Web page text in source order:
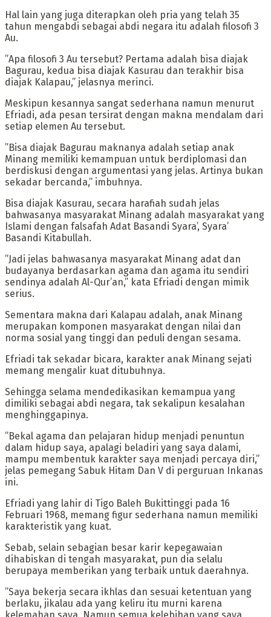
‎Hal lain yang juga diterapkan oleh pria yang telah 35
tahun mengabdi sebagai abdi negara itu adalah filosofi 3
Au.
‎”Apa filosofi 3 Au tersebut? Pertama adalah bisa diajak
Bagurau, kedua bisa diajak Kasurau dan terakhir bisa
diajak Kalapau,” jelasnya merinci.
‎Meskipun kesannya sangat sederhana namun menurut
Efriadi, ada pesan tersirat dengan makna mendalam dari
setiap elemen Au tersebut.
‎”Bisa diajak Bagurau maknanya adalah setiap anak
Minang memiliki kemampuan untuk berdiplomasi dan
berdiskusi dengan argumentasi yang jelas. Artinya bukan
sekadar bercanda,” imbuhnya.
‎Bisa diajak Kasurau, secara harafiah sudah jelas
bahwasanya masyarakat Minang adalah masyarakat yang
Islami dengan falsafah Adat Basandi Syara’, Syara’
Basandi Kitabullah.
‎”Jadi jelas bahwasanya masyarakat Minang adat dan
budayanya berdasarkan agama dan agama itu sendiri
sendinya adalah Al-Qur’an,” kata Efriadi dengan mimik
serius.
‎Sementara makna dari Kalapau adalah, anak Minang
merupakan komponen masyarakat dengan nilai dan
norma sosial yang tinggi dan peduli dengan sesama.
‎Efriadi tak sekadar bicara, karakter anak Minang sejati
memang mengalir kuat ditubuhnya.
Sehingga selama mendedikasikan kemampua yang
dimiliki sebagai abdi negara, tak sekalipun kesalahan
menghinggapinya.
‎”Bekal agama dan pelajaran hidup menjadi penuntun
dalam hidup saya, apalagi beladiri yang saya dalami,
mampu membentuk karakter saya menjadi percaya diri,”
jelas pemegang Sabuk Hitam Dan V di perguruan Inkanas
ini.
‎Efriadi yang lahir di Tigo Baleh Bukittinggi pada 16
Februari 1968, memang figur sederhana namun memiliki
karakteristik yang kuat.
Sebab, selain sebagian besar karir kepegawaian
dihabiskan di tengah masyarakat, pun dia selalu
berupaya memberikan yang terbaik untuk daerahnya.
‎”Saya bekerja secara ikhlas dan sesuai ketentuan yang
berlaku, jikalau ada yang keliru itu murni karena